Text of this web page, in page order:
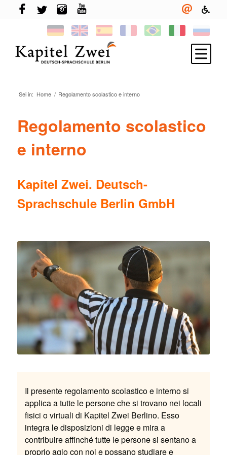
Iscriviti
Imparare il tedesco
TELC & TestDaF
Vita a Berlino
Novità
Sei in: Home / Regolamento scolastico e interno
Regolamento scolastico
e interno
Kapitel Zwei. Deutsch-
Sprachschule Berlin GmbH
Il presente regolamento scolastico e interno si
applica a tutte le persone che si trovano nei locali
fisici o virtuali di Kapitel Zwei Berlino. Esso
integra le disposizioni di legge e mira a
contribuire affinché tutte le persone si sentano a
proprio agio con noi e possano studiare e